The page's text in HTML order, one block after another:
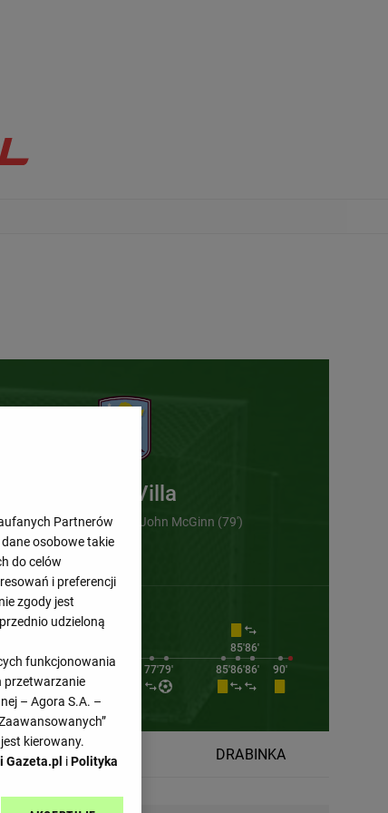
Aston Villa
Emiliano Buendia (61') , John McGinn (79')
85'86'
71'71' 77'79' 85'86'86' 90'
TABELA DRABINKA
Partnerów
osobowe takie
do celów
i preferencji
zgody jest
udzieloną
funkcjonowania
przetwarzanie
– Agora S.A. –
kierowany.
Gazeta.pl iPolityka